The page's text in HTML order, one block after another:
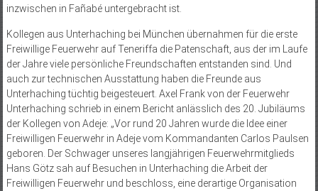
inzwischen in Fañabé untergebracht ist.
Kollegen aus Unterhaching bei München übernahmen für die erste
Freiwillige Feuerwehr auf Teneriffa die Patenschaft, aus der im Laufe
der Jahre viele persönliche Freundschaften entstanden sind. Und
auch zur technischen Ausstattung haben die Freunde aus
Unterhaching tüchtig beigesteuert. Axel Frank von der Feuerwehr
Unterhaching schrieb in einem Bericht anlässlich des 20. Jubiläums
der Kollegen von Adeje: „Vor rund 20 Jahren wurde die Idee einer
Freiwilligen Feuerwehr in Adeje vom Kommandanten Carlos Paulsen
geboren. Der Schwager unseres langjährigen Feuerwehrmitglieds
Hans Götz sah auf Besuchen in Unterhaching die Arbeit der
Freiwilligen Feuerwehr und beschloss, eine derartige Organisation